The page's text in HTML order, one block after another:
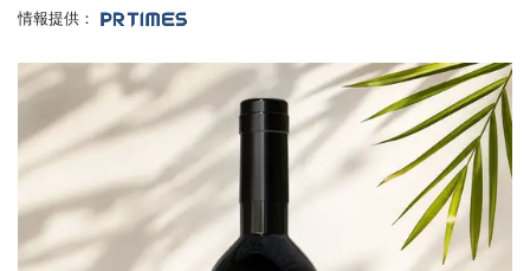
情報提供：